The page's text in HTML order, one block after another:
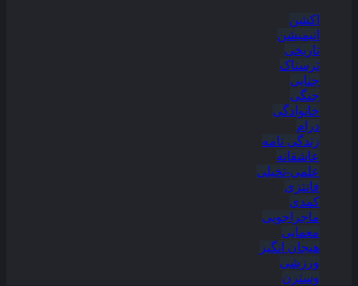
اکشن
انیمیشن
تاریخی
ترسناک
جنایی
جنگی
خانوادگی
درام
زندگی نامه
عاشقانه
علمی-تخیلی
فانتزی
کمدی
ماجراجویی
معمایی
هیجان انگیز
ورزشی
وسترن